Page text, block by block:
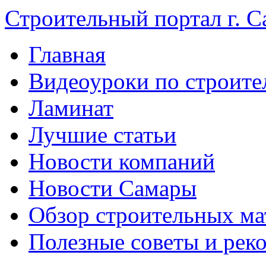
Строительный портал г.
Главная
Видеоуроки по
Ламинат
Лучшие статьи
Новости компаний
Новости Самары
Обзор строительных
Полезные советы и